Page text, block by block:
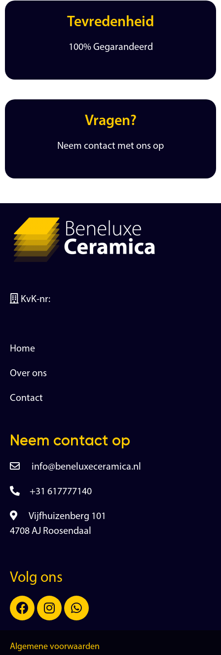
Tevredenheid
100% Gegarandeerd
Vragen?
Neem contact met ons op
KvK-nr:
Home
Over ons
Contact
Neem contact op
info@beneluxeceramica.nl
+31 617777140
Vijfhuizenberg 101
4708 AJ Roosendaal
Volg ons
Algemene voorwaarden